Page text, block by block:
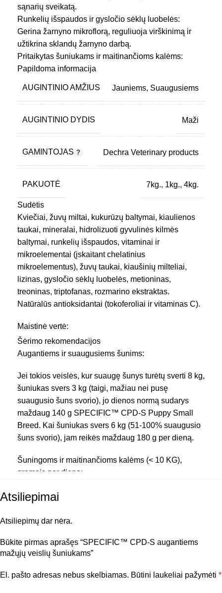
sąnarių sveikatą.
Runkelių išspaudos ir gysločio sėklų luobelės:
Gerina žarnyno mikroflorą, reguliuoja virškinimą ir
užtikrina sklandų žarnyno darbą.
Pritaikytas šuniukams ir maitinančioms kalėms:
Tenkina didesnius energijos poreikius intensyvaus
augimo ar šuningumo metu.
Idealiai tinka sveikimo laikotarpiu: Padeda atkurti
energiją ir maistinių medžiagų balansą po operacijų,
traumų ar anoreksijos.
pritaikytas mažųjų veislių šuniukų vystymuisi ir
sveikatos palaikymui, taip pat visų veislių šuningų ir
maitinančių kalių mitybos poreikiams.
Papildoma informacija
AUGINTINIO AMŽIUS Jauniems, Suaugusiems
AUGINTINIO DYDIS Maži
GAMINTOJAS Dechra Veterinary products
PAKUOTĖ 7kg., 1kg., 4kg.
PASKIRTIS
Vaikingoms/Žindančioms kalėms
Kaulams raumenims sąnariams
Odai ir kailiui
PREKINIS ŽENKLAS Specific
VEISLĖS DYDIS Mažos
Sudėtis
Kviečiai, žuvų miltai, kukurūzų baltymai, kiaulienos
taukai, mineralai, hidrolizuoti gyvulinės kilmės
baltymai, runkelių išspaudos, vitaminai ir
mikroelementai (įskaitant chelatinius
mikroelementus), žuvų taukai, kiaušinių milteliai,
lizinas, gysločio sėklų luobelės, metioninas,
treoninas, triptofanas, rozmarino ekstraktas.
Natūralūs antioksidantai (tokoferoliai ir vitaminas C).
Maistinė vertė:
Maistinė medžiaga
Kiekis,
Metabolizuojama
energija, kJ
1616
Baltymai (žalieji), g 25.6 15.8
Riebalai (žalieji), g 14.3 8.9
(NEM), g
Skaidulos
Kalcis, g
Šėrimo rekomendacijos
Augantiems ir suaugusiems šunims:
Jei tokios veislės, kur suaugę šunys turėtų sverti 8 kg,
šuniukas svers 3 kg (taigi, mažiau nei pusę
suaugusio šuns svorio), jo dienos normą sudarys
maždaug 140 g SPECIFIC™ CPD-S Puppy Small
Breed. Kai šuniukas svers 6 kg (51-100% suaugusio
šuns svorio), jam reikės maždaug 180 g per dieną.
Šuningoms ir maitinančioms kalėms (< 10 KG),
gramais per dieną:
Energijos poreikis žindymo periodu priklauso nuo
energijos poreikis padidėja 1.5, 2 ir 3 kartus, palyginti
Individualūs kasdieniniai šuns poreikiai gali skirtis,
krūvio ir kitų panašių veiksnių. Taigi,
Atsiliepimai
Atsiliepimų dar nėra.
Būkite pirmas aprašęs “SPECIFIC™ CPD-S augantiems
mažųjų veislių šuniukams”
El. pašto adresas nebus skelbiamas. Būtini laukeliai pažymėti *